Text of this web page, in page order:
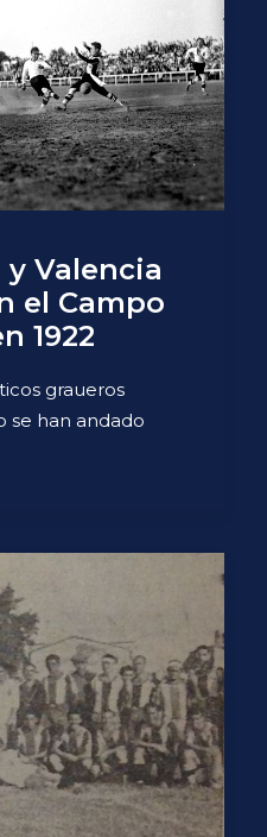
y Valencia
el Campo
1922
graueros
se han andado